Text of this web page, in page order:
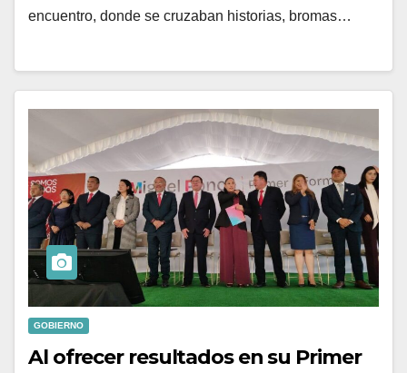
encuentro, donde se cruzaban historias, bromas…
GOBIERNO
Al ofrecer resultados en su Primer